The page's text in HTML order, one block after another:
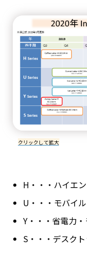
クリックして拡大
H・・・ハイエ
U・・・モバイル
Y・・・省電力
S・・・デスク